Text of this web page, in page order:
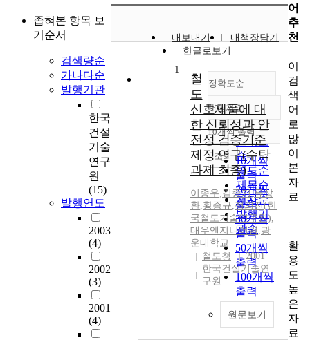
좁혀본 항목 보
기순서
검색량순
가나다순
발행기관
한국
건설
기술
연구
원
(15)
발행연도
2003
(4)
2002
(3)
2001
(4)
내보내기
내책장담기
한글로보기
정확도순
정확도
순
인기도
순
연도순
제목순
저자순
발행기
관순
내림차순
내림차순
10개씩 출력
10개씩
출력
20개씩
출력
30개씩
출력
50개씩
출력
100개씩
출력
조회
1
철
도
신호제품에 대
한 신뢰성과 안
전성 검증기준
제정 연구(수탁
과제 최종)
이종우,김종기,류상
환,황종규,정의진(한
국철도기술연구원),
대우엔지니어링,광
운대학교
철도청
2001
한국건설기술연
구원
원문보기
어
추
천
이
검
색
어
로
많
이
본
자
료
활
용
도
높
은
자
료